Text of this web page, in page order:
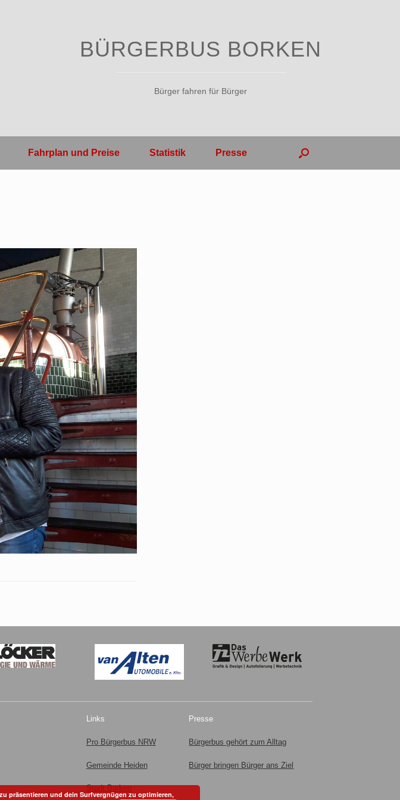
BÜRGERBUS BORKEN
Bürger fahren für Bürger
Fahrplan und Preise Statistik Presse
Links
Pro Bürgerbus NRW
Gemeinde Heiden
Stadt Borken
Presse
Bürgerbus gehört zum Alltag
Bürger bringen Bürger ans Ziel
präsentieren und dein Surfvergnügen zu optimieren,